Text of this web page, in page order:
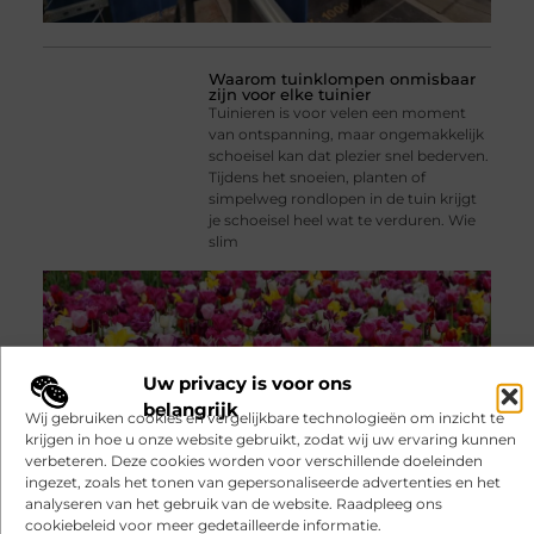
Uw privacy is voor ons
belangrijk
Wij gebruiken cookies en vergelijkbare technologieën om inzicht te
krijgen in hoe u onze website gebruikt, zodat wij uw ervaring kunnen
verbeteren. Deze cookies worden voor verschillende doeleinden
ingezet, zoals het tonen van gepersonaliseerde advertenties en het
analyseren van het gebruik van de website. Raadpleeg ons
cookiebeleid voor meer gedetailleerde informatie.
Waarom tuinklompen onmisbaar
zijn voor elke tuinier
Tuinieren is voor velen een moment
van ontspanning, maar ongemakkelijk
schoeisel kan dat plezier snel bederven.
Tijdens het snoeien, planten of
simpelweg rondlopen in de tuin krijgt
je schoeisel heel wat te verduren. Wie
slim
Fysiotherapie Leidschendam:
effectieve begeleiding bij pijn en
herstel